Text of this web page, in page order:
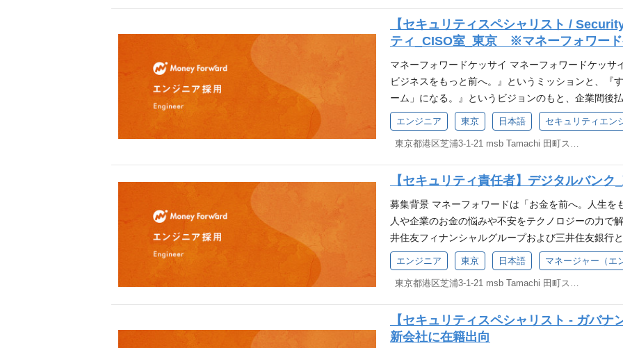
方 それらの実現のために、自身の力を注げる方 基
ており、部署により詳細状況は異なりますが、英語
AI Vision 2026にて発表の通り、マネーフォワード
迎えています。現在はDXの先にある「AX（AI
律的に業務を遂行する「デジタルワーカー」の提供
ージェントを導入し、国内No.1のバックオフィスAI
地をご入力いただけましたら、複数拠点でのポジシ
ーン費用サポートキャンペーン』も実施中ですので
ーフォワード CTO が考えていること（2023 年 12
s Blog エンジニア・デザイナーの名古屋、関西（京
キャンペーン実施のお知らせ オープンポジション
ールで進めてまいります。 ご応募（気になるポジシ
る」 ＜「応募先へのメッセージ」欄に記載くださ
（1週間程度/ご経験・語学力を踏まえ、マッチする
ンのご提案（複数ポジションをご提案させていた
て選考開始（ポジションによりカジュアル面談・技
をさせていただきます） ↓ 選考（選考フローはポ
います。 オープンポジションでご応募いただき、
マッチしたポジションをご案内します。ポジショ
ています。 会計や人事ソフトウェア等々の事業部に
日々向き合い、該当製品の品質をお客様視点で最大
等々の事業部に属し、品質・スピードを改善するた
せる業務 自動化テストプラットフォームエンジニ
発を行う業務 メトリックス・不具合分析業務。品
す。ただ会社全体の品質を緩やかに向上させるため
A Engineer (SMB Development Department) 【
討させていただきます。 募集背景 マネーフォワー
ザーへの提供価値を日々大きくする努力をしていま
善・負債解消」と「新規サービスの開発」の両面に
す。 業務内容 チームによって業務内容の詳細は異
テストに関する基礎的な知識・経験（JSTQB
知識や経験 WebサービスにおけるQAエンジニアと
ポート経験 エンジニア経験含む3年以上 歓迎条件
【セキュリティスペシャリスト /
ティ_CISO室_東京 ※マネーフォワード
マネーフォワードケッサイ マネーフォワードケッサ
ビジネスをもっと前へ。』というミッションと、『
ーム」になる。』というビジョンのもと、企業間後
ード 掛け払い』、売掛金早期資金化サービス『マネ
トアップ向け資金調達サービス『マネーフォワード
s』、事業者向け請求書カード払いサービス『マネ
計で2,800億円以上の金額を取り扱う事業に成長し
ど多様な決済手段を通じてキャッシュレス化を促進
キャッシュレスプラットフォーム『マネーフォワー
このプラットフォームのサービスの一つとして、個
『マネーフォワード ビジネスカード』を提供して
利厚生は株式会社マネーフォワードの制度に準じま
供する各マネーフォワードグループの事業部門と連
ュリティ機能の設計・実装・運用、脆弱性診断の推
ャレビューが含まれています。マネーフォワードケ
エンジニア 東京 日本語 セキュリティエン
【セキュリティ責任者】デジタルバン
募集背景 マネーフォワードは「お金を前へ。人生を
人や企業のお金の悩みや不安をテクノロジーの力で
井住友フィナンシャルグループおよび三井住友銀行
会社を立ち上げました。 今回、本取り組みにおける
ております。 *2025年4月16日発表のプレスリリー
フォワードで雇用の上で、新会社(SMBCマネーフォ
ります。評価制度や福利厚生は株式会社マネーフォ
井住友フィナンシャルグループおよび三井住友銀行
めのスタートアップチームです。 今回立ち上げた新
エンジニア 東京 日本語 マネージャー（エ
【セキュリティスペシャリスト - ガバ
新会社に在籍出向